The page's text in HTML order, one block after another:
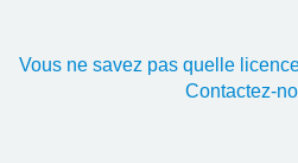
Vous ne savez pas quelle
Contactez-